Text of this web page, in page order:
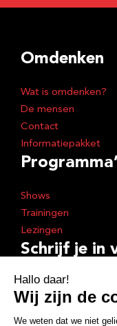
Omdenken
Wat is omdenken?
De mensen
Contact
Informatiepakket
Shows
Trainingen
Lezingen
Schrijf je in
E
-